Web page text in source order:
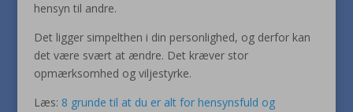
hensyn til andre.
Det ligger simpelthen i din personlighed, og derfor kan
det være svært at ændre. Det kræver stor
opmærksomhed og viljestyrke.
Læs: 8 grunde til at du er alt for hensynsfuld og